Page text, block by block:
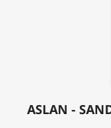
ASLAN -